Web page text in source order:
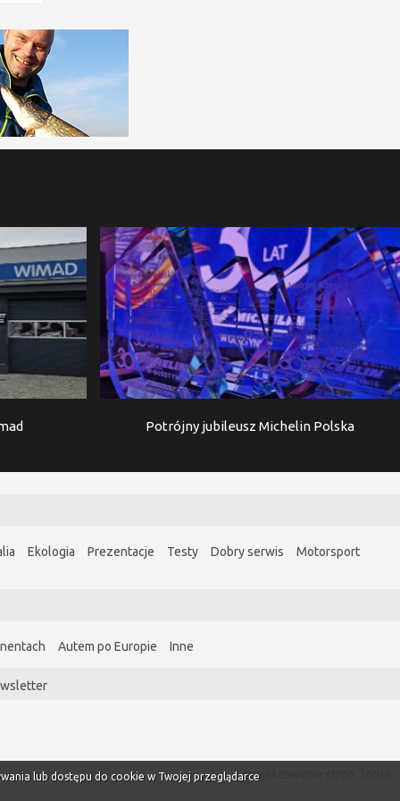
Potrójny jubileusz Michelin Polska
Ekologia Prezentacje Testy Dobry serwis Motorsport
Autem po Europie Inne
Projektowanie stron Toruń
lub dostępu do cookie w Twojej przeglądarce